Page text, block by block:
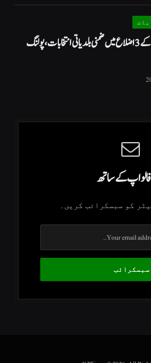
بلوچستان کے 3 اضلاع میں ضمنی بلدیاتی انتخابات، پولنگ
اپ کے ساتھ
کو سبسکرائب کریں۔